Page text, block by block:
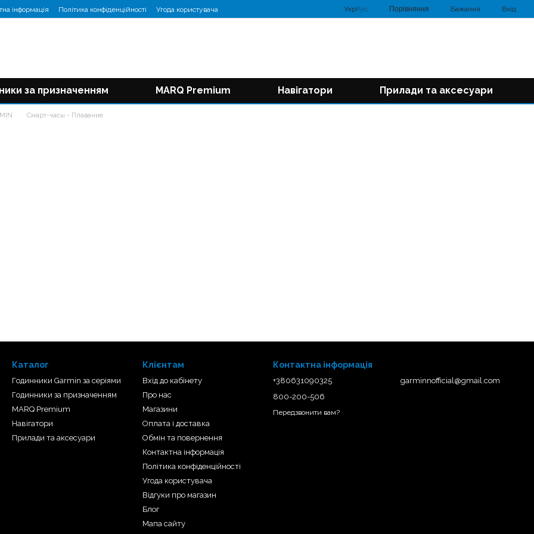
інформація Політика конфіденційності
Угода користувача
УкрРус Порівняння Бажання Вхід
за призначенням MARQ Premium Навігатори Прилади та аксесуари
Смарт-часы - Плавание
Каталог
Годинники Garmin за серіями
Годинники за призначенням
MARQ Premium
Навігатори
Прилади та аксесуари
Клієнтам
Вхід до кабінету
Про нас
Магазини
Оплата і доставка
Обмін та повернення
Контактна інформація
Політика конфіденційності
Угода користувача
Відгуки про магазин
Блог
Мапа сайту
Контактна інформація
+380631090325
800-200-506
Передзвонити вам?
garminnofficial@gmail.com